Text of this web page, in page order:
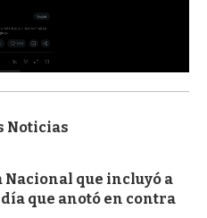
Noticias
Nacional que incluyó a
que anotó en contra